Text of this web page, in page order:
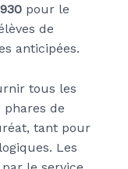
pour le
de
anticipées.
tous les
phares de
tant pour
Les